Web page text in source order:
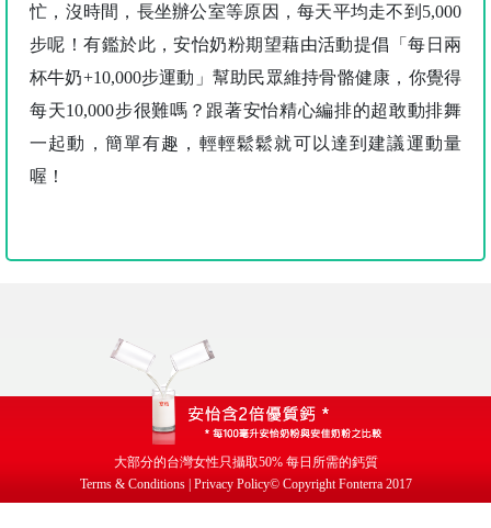
忙，沒時間，長坐辦公室等原因，每天平均走不到5,000
步呢！有鑑於此，安怡奶粉期望藉由活動提倡「每日兩
杯牛奶+10,000步運動」幫助民眾維持骨骼健康，你覺得
每天10,000步很難嗎？跟著安怡精心編排的超敢動排舞
一起動，簡單有趣，輕輕鬆鬆就可以達到建議運動量
喔！
大部分的台灣女性只攝取50% 每日所需的鈣質
Terms & Conditions | Privacy Policy© Copyright Fonterra 2017